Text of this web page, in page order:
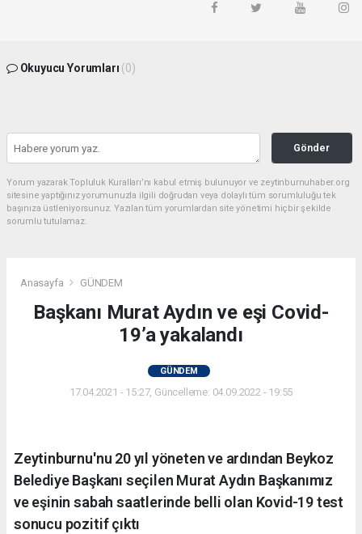
Okuyucu Yorumları (0)
Gönder
Yorum yazarak Topluluk Kuralları’nı kabul etmiş bulunuyor ve zeytinburnuhaber.org
sitesine yaptığınız yorumunuzla ilgili doğrudan veya dolaylı tüm sorumluluğu tek
başınıza üstleniyorsunuz. Yazılan tüm yorumlardan site yönetimi hiçbir şekilde
sorumlu tutulamaz.
Anasayfa GÜNDEM
Başkanı Murat Aydın ve eşi Covid-
19’a yakalandı
GÜNDEM
17.04.2021 - 15:27, Güncelleme: 04.09.2022 - 19:55
Zeytinburnu'nu 20 yıl yöneten ve ardından Beykoz
Belediye Başkanı seçilen Murat Aydın Başkanımız
ve eşinin sabah saatlerinde belli olan Kovid-19 test
sonucu pozitif çıktı